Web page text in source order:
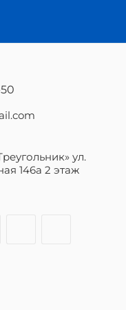
ул.
146а 2 этаж